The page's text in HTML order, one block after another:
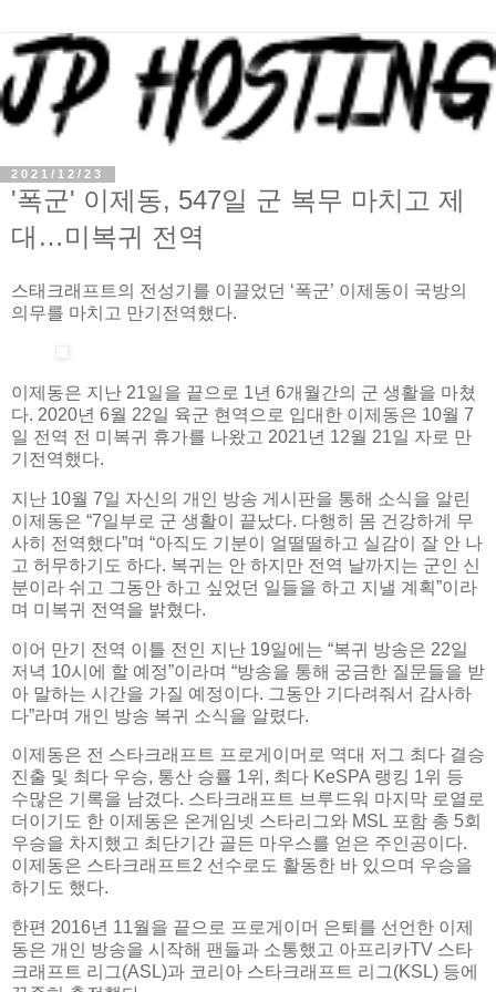
2021/12/23
'폭군' 이제동, 547일 군 복무 마치고 제
대…미복귀 전역
스태크래프트의 전성기를 이끌었던 ‘폭군’ 이제동이 국방의
의무를 마치고 만기전역했다.
이제동은 지난 21일을 끝으로 1년 6개월간의 군 생활을 마쳤
다. 2020년 6월 22일 육군 현역으로 입대한 이제동은 10월 7
일 전역 전 미복귀 휴가를 나왔고 2021년 12월 21일 자로 만
기전역했다.
지난 10월 7일 자신의 개인 방송 게시판을 통해 소식을 알린
이제동은 “7일부로 군 생활이 끝났다. 다행히 몸 건강하게 무
사히 전역했다”며 “아직도 기분이 얼떨떨하고 실감이 잘 안 나
고 허무하기도 하다. 복귀는 안 하지만 전역 날까지는 군인 신
분이라 쉬고 그동안 하고 싶었던 일들을 하고 지낼 계획”이라
며 미복귀 전역을 밝혔다.
이어 만기 전역 이틀 전인 지난 19일에는 “복귀 방송은 22일
저녁 10시에 할 예정”이라며 “방송을 통해 궁금한 질문들을 받
아 말하는 시간을 가질 예정이다. 그동안 기다려줘서 감사하
다”라며 개인 방송 복귀 소식을 알렸다.
이제동은 전 스타크래프트 프로게이머로 역대 저그 최다 결승
진출 및 최다 우승, 통산 승률 1위, 최다 KeSPA 랭킹 1위 등
수많은 기록을 남겼다. 스타크래프트 브루드워 마지막 로열로
더이기도 한 이제동은 온게임넷 스타리그와 MSL 포함 총 5회
우승을 차지했고 최단기간 골든 마우스를 얻은 주인공이다.
이제동은 스타크래프트2 선수로도 활동한 바 있으며 우승을
하기도 했다.
한편 2016년 11월을 끝으로 프로게이머 은퇴를 선언한 이제
동은 개인 방송을 시작해 팬들과 소통했고 아프리카TV 스타
크래프트 리그(ASL)과 코리아 스타크래프트 리그(KSL) 등에